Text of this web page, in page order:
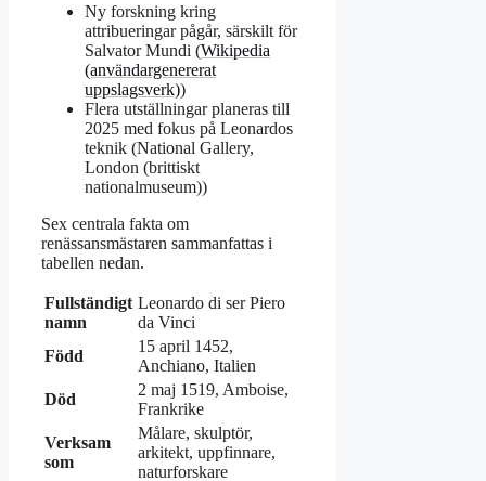
Ny forskning kring
attribueringar pågår, särskilt för
Salvator Mundi (Wikipedia
(användargenererat
uppslagsverk))
Flera utställningar planeras till
2025 med fokus på Leonardos
teknik (National Gallery,
London (brittiskt
nationalmuseum))
Sex centrala fakta om
renässansmästaren sammanfattas i
tabellen nedan.
Fullständigt
namn
Leonardo di ser Piero
da Vinci
Född
15 april 1452,
Anchiano, Italien
Död
2 maj 1519, Amboise,
Frankrike
Verksam
som
Målare, skulptör,
arkitekt, uppfinnare,
naturforskare